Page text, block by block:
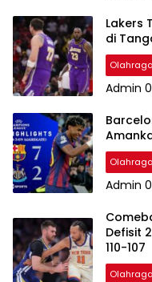
Lakers
di
Olahraga
Admin
Olahraga
Admin
Defisit
110-107
Olahraga